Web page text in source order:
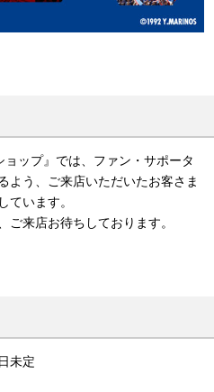
ョップ』では、ファン・サポータ
よう、ご来店いただいたお客さま
ています。
ご来店お待ちしております。
未定